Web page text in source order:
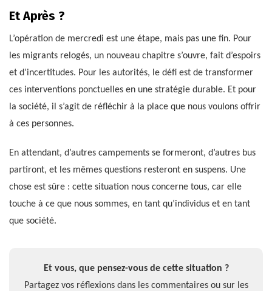
Et Après ?
L’opération de mercredi est une étape, mais pas une fin. Pour
les migrants relogés, un nouveau chapitre s’ouvre, fait d’espoirs
et d’incertitudes. Pour les autorités, le défi est de transformer
ces interventions ponctuelles en une stratégie durable. Et pour
la société, il s’agit de réfléchir à la place que nous voulons offrir
à ces personnes.
En attendant, d’autres campements se formeront, d’autres bus
partiront, et les mêmes questions resteront en suspens. Une
chose est sûre : cette situation nous concerne tous, car elle
touche à ce que nous sommes, en tant qu’individus et en tant
que société.
Et vous, que pensez-vous de cette situation ?
Partagez vos réflexions dans les commentaires ou sur les